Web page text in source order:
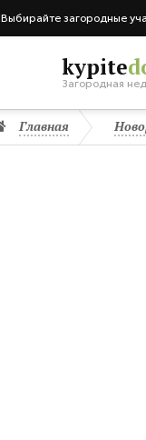
Выбирайте загородные
kypite
Загородная
Главная